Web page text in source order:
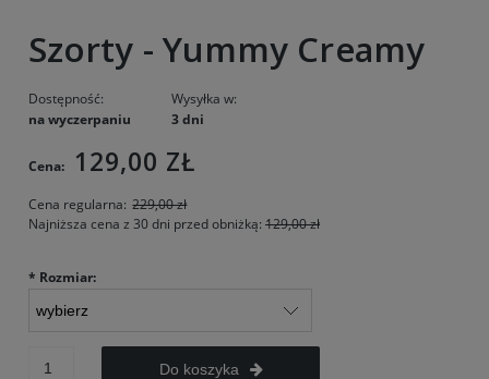
Szorty - Yummy Creamy
Dostępność:
na wyczerpaniu
Wysyłka w:
3 dni
Cena: 129,00 ZŁ
Cena regularna: 229,00 zł
Najniższa cena z 30 dni przed obniżką: 129,00 zł
* Rozmiar:
Do koszyka